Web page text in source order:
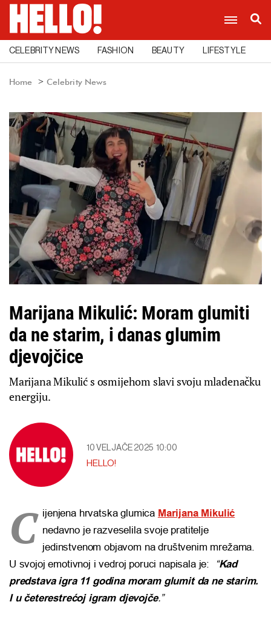
CELEBRITY NEWS FASHION BEAUTY LIFESTYLE
Home Celebrity News
Marijana Mikulić: Moram glumiti
da ne starim, i danas glumim
djevojčice
Marijana Mikulić s osmijehom slavi svoju mladenačku
energiju.
10 VELJAČE 2025 10:00
HELLO!
C ijenjena hrvatska glumica Marijana Mikulić
nedavno je razveselila svoje pratitelje
jedinstvenom objavom na društvenim mrežama.
U svojoj emotivnoj i vedroj poruci napisala je:
“Kad
predstava igra 11 godina moram glumit da ne starim.
I u četerestrećoj igram djevojče.”